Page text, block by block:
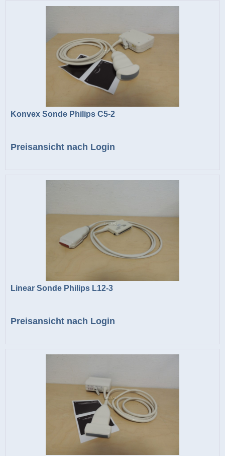
Konvex Sonde Philips C5-2
Preisansicht nach Login
Linear Sonde Philips L12-3
Preisansicht nach Login